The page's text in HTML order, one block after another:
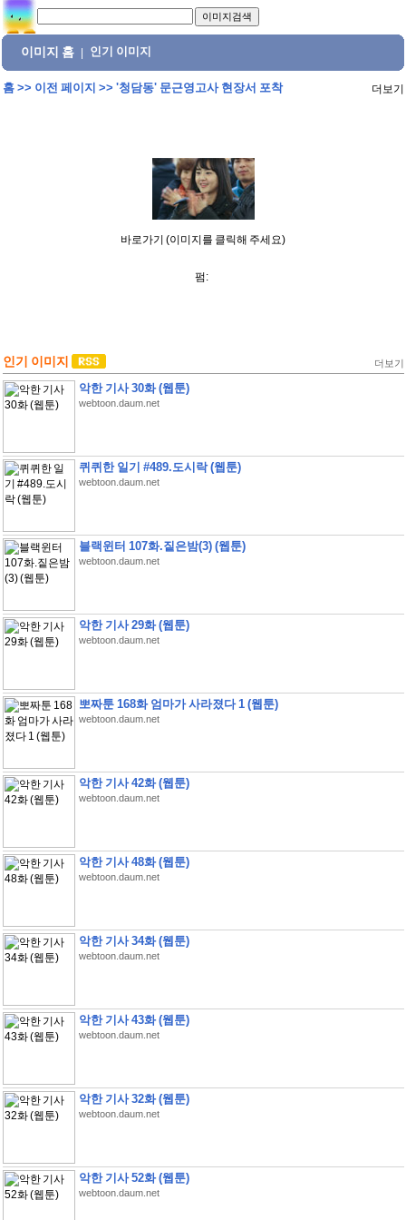
이미지 홈 인기 이미지
홈>> 이전 페이지 >> '청담동' 문근영고사 현장서 포착 더보기
바로가기 (이미지를 클릭해 주세요)
펌:
인기 이미지 더보기
악한 기사 30화 (웹툰)
webtoon.daum.net
퀴퀴한 일기 #489.도시락 (웹툰)
webtoon.daum.net
블랙윈터 107화.짙은밤(3) (웹툰)
webtoon.daum.net
악한 기사 29화 (웹툰)
webtoon.daum.net
뽀짜툰 168화 엄마가 사라졌다 1 (웹툰)
webtoon.daum.net
악한 기사 42화 (웹툰)
webtoon.daum.net
악한 기사 48화 (웹툰)
webtoon.daum.net
악한 기사 34화 (웹툰)
webtoon.daum.net
악한 기사 43화 (웹툰)
webtoon.daum.net
악한 기사 32화 (웹툰)
webtoon.daum.net
악한 기사 52화 (웹툰)
webtoon.daum.net